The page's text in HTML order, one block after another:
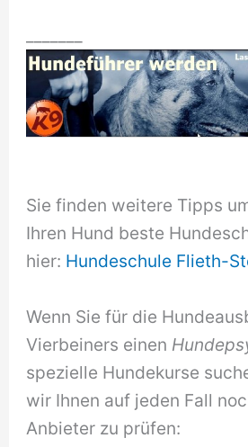
Sie finden weitere Tipps
Ihren Hund beste
hier: Hundeschule Flieth-
Wenn Sie für die
Vierbeiners einen
spezielle Hundekurse
wir Ihnen auf jeden Fall
Anbieter zu prüfen: